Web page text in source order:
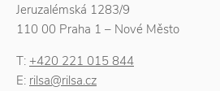
Jeruzalémská 1283/9
110 00 Praha 1 – Nové Město
T: +420 221 015 844
E: rilsa@rilsa.cz